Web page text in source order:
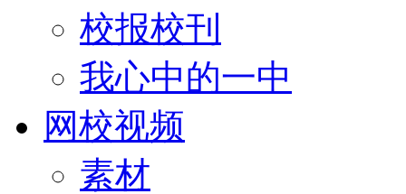
校报校刊
我心中的一中
网校视频
素材